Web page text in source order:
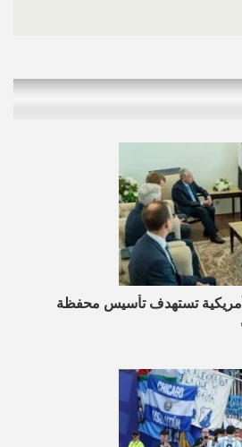
الأمريكية تستهدف تأسيس محفظة